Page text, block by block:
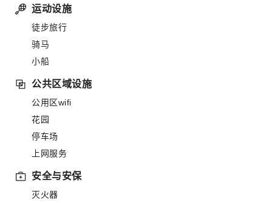
运动设施
徒步旅行
骑马
小船
公共区域设施
公用区wifi
花园
停车场
上网服务
安全与安保
灭火器